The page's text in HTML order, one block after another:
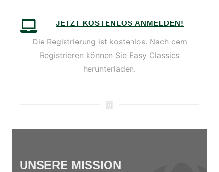
JETZT KOSTENLOS ANMELDEN!
Die Registrierung ist kostenlos. Nach dem
Registrieren können Sie Easy Classics
herunterladen.
UNSERE MISSION